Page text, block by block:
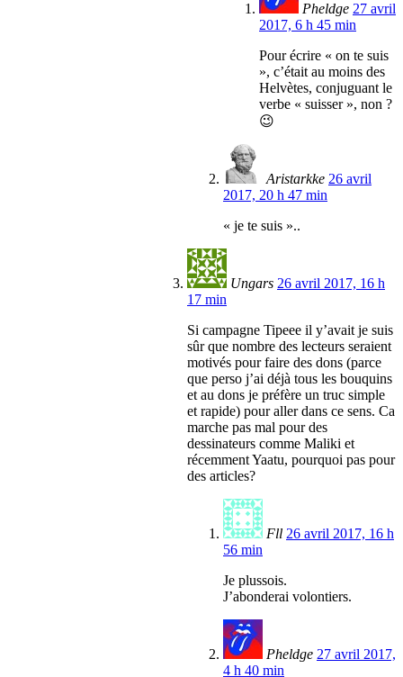
Pheldge 27 avril
2017, 6 h 45 min
Pour écrire « on te suis
», c’était au moins des
Helvètes, conjuguant le
verbe « suisser », non ?
😉
Aristarkke 26 avril
2017, 20 h 47 min
« je te suis »..
Ungars 26 avril 2017, 16 h
17 min
Si campagne Tipeee il y’avait je suis
sûr que nombre des lecteurs seraient
motivés pour faire des dons (parce
que perso j’ai déjà tous les bouquins
et au dons je préfère un truc simple
et rapide) pour aller dans ce sens. Ca
marche pas mal pour des
dessinateurs comme Maliki et
récemment Yaatu, pourquoi pas pour
des articles?
Fll 26 avril 2017, 16 h
56 min
Je plussois.
J’abonderai volontiers.
Pheldge 27 avril 2017,
4 h 40 min